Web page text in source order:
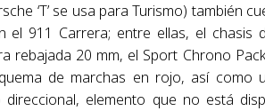
‘T’ se usa para Turismo) también
el 911 Carrera; entre ellas, el chasis
rebajada 20 mm, el Sport Chrono
de marchas en rojo, así como
direccional, elemento que no está